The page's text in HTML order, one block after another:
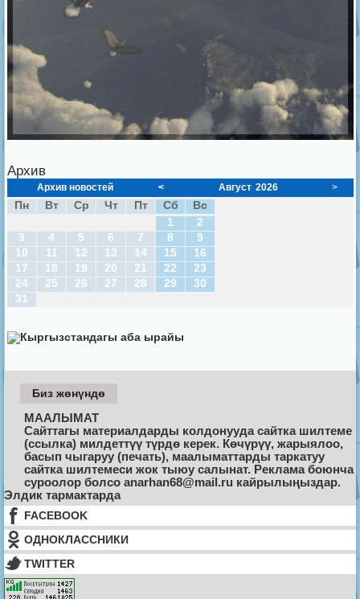
Архив
Архив новостей < Август 2026 >
Пн Вт Ср Чт Пт Сб
Вс
1
2
3
4 5 6 7 8
9
10
11 12 13 14 15
16
17
18 19 20 21 22
23
24
25 26 27 28 29
30
31
Биз жөнүндө
МААЛЫМАТ
Сайттагы материалдарды колдонууда сайтка шилтеме
(ссылка) милдеттүү түрдө керек. Көчүрүү, жарыялоо,
басып чыгаруу (печать), маалыматтарды таркатуу
сайтка шилтемеси жок тыюу салынат. Реклама боюнча
суроолор болсо anarhan68@mail.ru кайрылыңыздар.
Элдик тармактарда
FACEBOOK
ОДНОКЛАССНИКИ
TWITTER